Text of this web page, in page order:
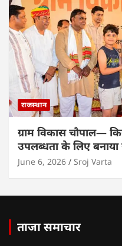
राजस्थान
ग्राम विकास चौपाल—
उपलब्धता के लिए बनाया
June 6, 2026 Sroj Varta
ताजा समाचार